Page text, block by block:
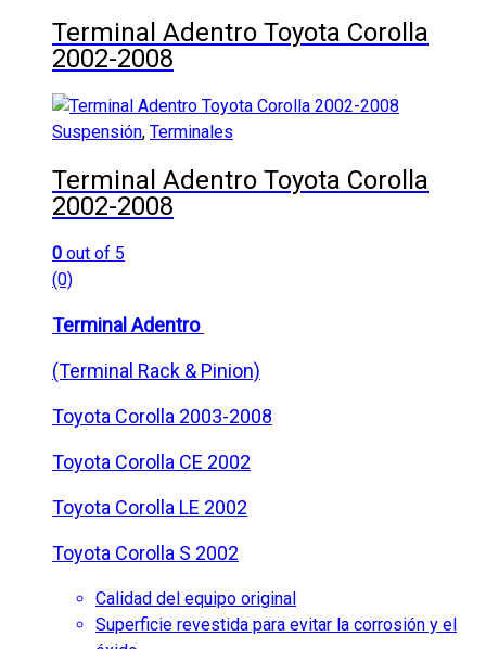
Terminal Adentro Toyota Corolla
2002-2008
Suspensión, Terminales
Terminal Adentro Toyota Corolla
2002-2008
0 out of 5
(0)
Terminal Adentro
(Terminal Rack & Pinion)
Toyota Corolla 2003-2008
Toyota Corolla CE 2002
Toyota Corolla LE 2002
Toyota Corolla S 2002
Calidad del equipo original
Superficie revestida para evitar la corrosión y el